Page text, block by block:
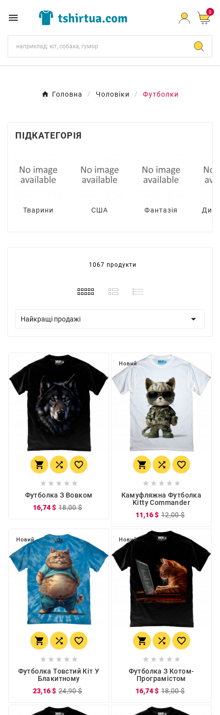
 0
Головна Чоловіки Футболки
ПІДКАТЕГОРІЯ
Тварини США Фантазія
1067 продукти
Найкращі продажі 
  
    
Футболка З Вовком
16,74 $ 18,00 $
Новий
  
    
Камуфляжна Футболка
Kitty Commander
11,16 $ 12,00 $
Новий
  
    
Футболка Товстий Кіт У
Блакитному
23,16 $ 24,90 $
Новий
  
    
Футболка З Котом-
Програмістом
16,74 $ 18,00 $